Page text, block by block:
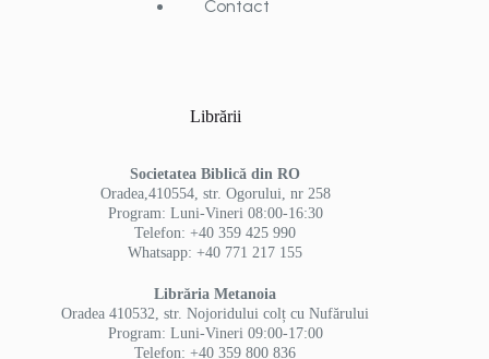
Contact
Librării
Societatea Biblică din RO
Oradea,410554, str. Ogorului, nr 258
Program: Luni-Vineri 08:00-16:30
Telefon: +40 359 425 990
Whatsapp: +40 771 217 155
Librăria Metanoia
Oradea 410532, str. Nojoridului colț cu Nufărului
Program: Luni-Vineri 09:00-17:00
Telefon: +40 359 800 836